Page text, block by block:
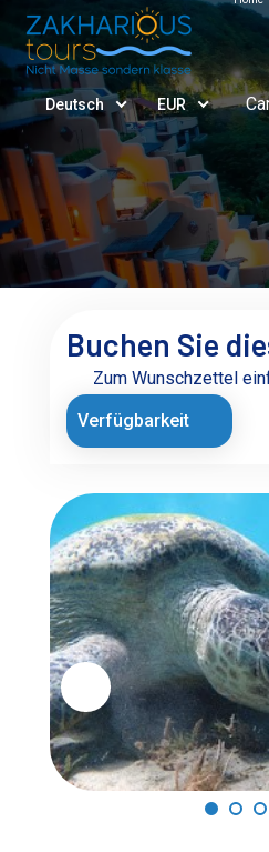
Deutsch EUR
Buchen Sie
Zum Wunschzettel
Verfügbarkeit